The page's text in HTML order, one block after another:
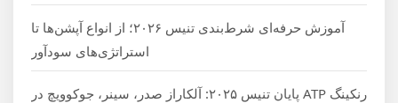
آموزش حرفه‌ای شرط‌بندی تنیس ۲۰۲۶؛ از انواع آپشن‌ها تا
استراتژی‌های سودآور
رنکینگ ATP پایان تنیس ۲۰۲۵: آلکاراز صدر، سینر، جوکوویچ در